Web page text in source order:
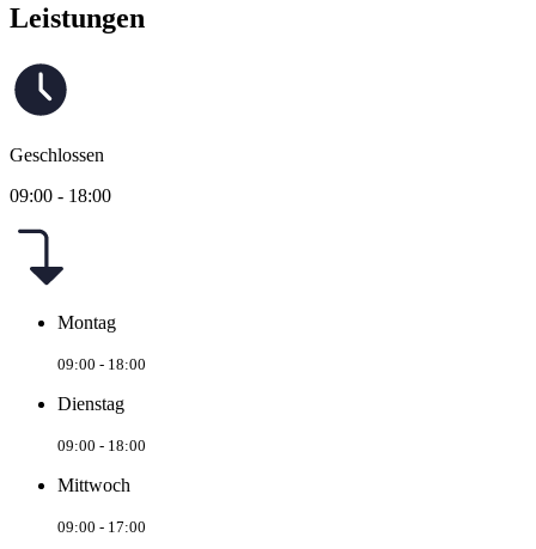
Leistungen
Geschlossen
09:00 - 18:00
Montag
09:00 - 18:00
Dienstag
09:00 - 18:00
Mittwoch
09:00 - 17:00